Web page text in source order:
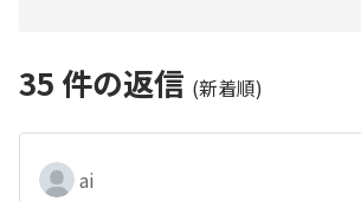
35 件の返信 (新着順)
ai